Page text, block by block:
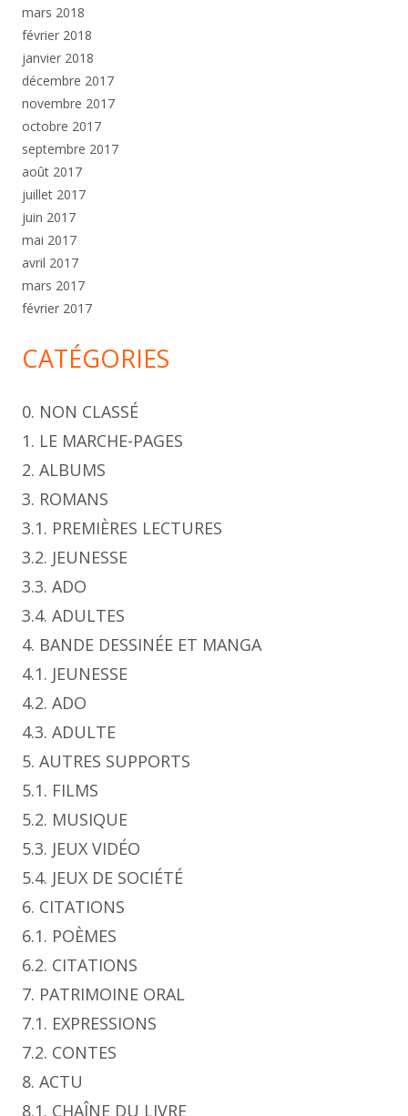
mars 2018
février 2018
janvier 2018
décembre 2017
novembre 2017
octobre 2017
septembre 2017
août 2017
juillet 2017
juin 2017
mai 2017
avril 2017
mars 2017
février 2017
CATÉGORIES
0. NON CLASSÉ
1. LE MARCHE-PAGES
2. ALBUMS
3. ROMANS
3.1. PREMIÈRES LECTURES
3.2. JEUNESSE
3.3. ADO
3.4. ADULTES
4. BANDE DESSINÉE ET MANGA
4.1. JEUNESSE
4.2. ADO
4.3. ADULTE
5. AUTRES SUPPORTS
5.1. FILMS
5.2. MUSIQUE
5.3. JEUX VIDÉO
5.4. JEUX DE SOCIÉTÉ
6. CITATIONS
6.1. POÈMES
6.2. CITATIONS
7. PATRIMOINE ORAL
7.1. EXPRESSIONS
7.2. CONTES
8. ACTU
8.1. CHAÎNE DU LIVRE